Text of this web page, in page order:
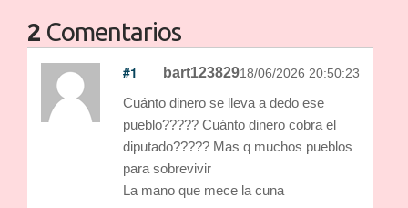
2 Comentarios
#1 bart12382918/06/2026 20:50:23
Cuánto dinero se lleva a dedo ese
pueblo????? Cuánto dinero cobra el
diputado????? Mas q muchos pueblos
para sobrevivir
La mano que mece la cuna